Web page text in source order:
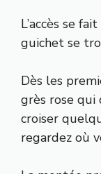
L’accès se
guichet se
Dès les
grès rose qui
croiser
regardez où